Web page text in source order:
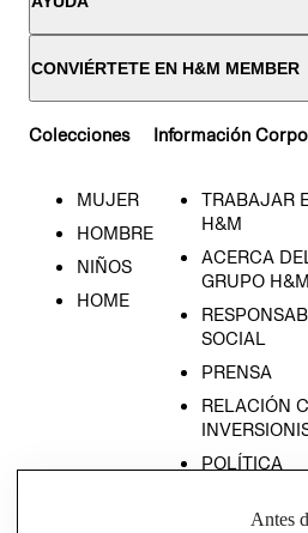
CONVIÉRTETE EN H&M MEMBER
Colecciones
MUJER
HOMBRE
NIÑOS
HOME
Información
TRABAJAR
H&M
ACERCA
GRUPO H&M
SOCIAL
PRENSA
RELACIÓN
POLÍTICA
Antes